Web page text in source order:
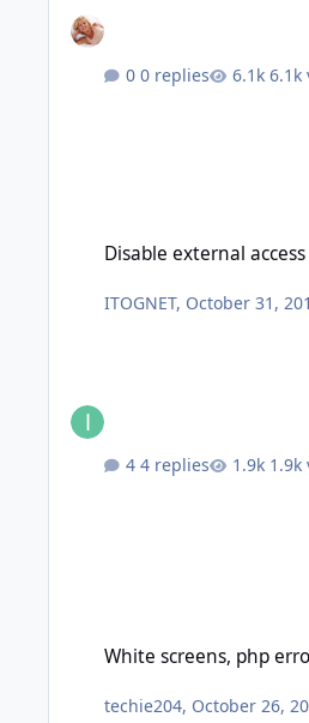
0 replies 6.1k
Disable external
ITOGNET, October 31,
4 replies 1.9k
White screens, php
techie204, October 26,